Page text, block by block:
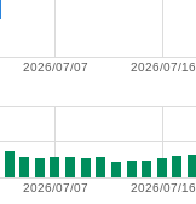
2026/07/16
2026/07/07
2026/07/16
2026/07/07